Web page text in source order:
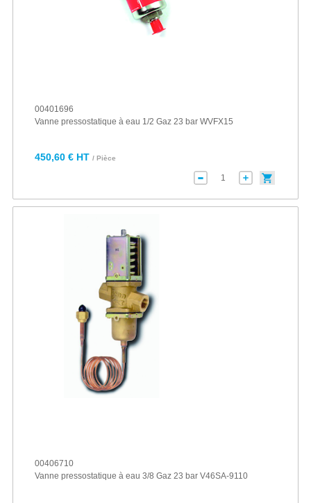
00401696
Vanne pressostatique à eau 1/2 Gaz 23 bar WVFX15
450,60 € HT / Pièce
00406710
Vanne pressostatique à eau 3/8 Gaz 23 bar V46SA-9110